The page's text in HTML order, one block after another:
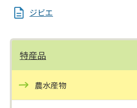
ジビエ
特産品
農水産物